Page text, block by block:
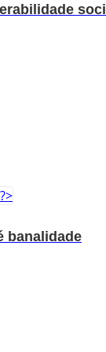
?>
banalidade